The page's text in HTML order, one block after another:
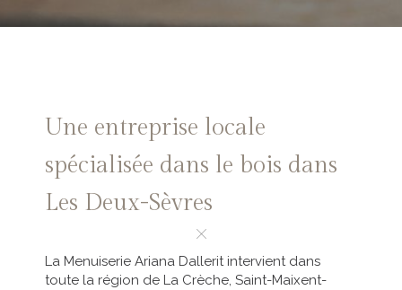
Une entreprise locale
spécialisée dans le bois dans
Les Deux-Sèvres
La Menuiserie Ariana Dallerit intervient dans
toute la région de La Crèche, Saint-Maixent-